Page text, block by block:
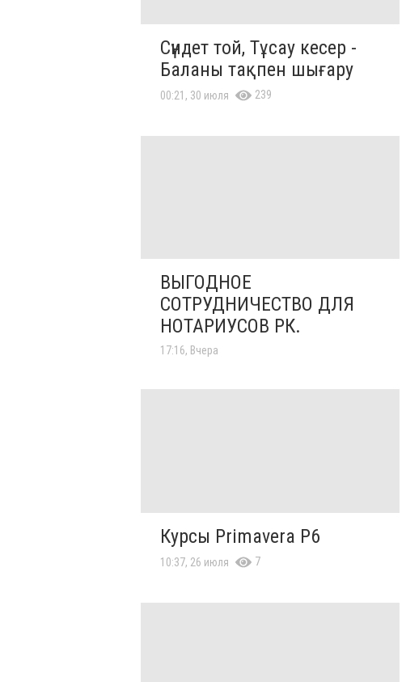
Сүндет той, Тұсау кесер -
Баланы тақпен шығару
00:21, 30 июля 239
ВЫГОДНОЕ
СОТРУДНИЧЕСТВО ДЛЯ
НОТАРИУСОВ РК.
17:16, Вчера
Курсы Primavera P6
10:37, 26 июля 7